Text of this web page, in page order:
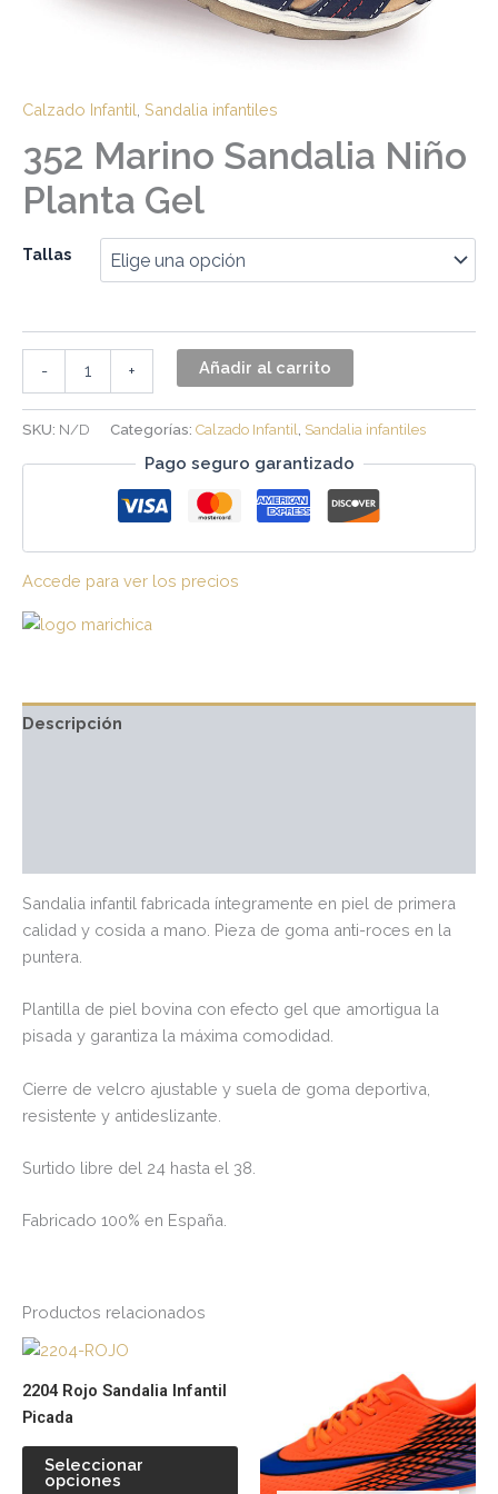
Calzado Infantil Sandalia infantiles
352 Marino Sandalia Niño
Planta Gel
Tallas
- + Añadir al carrito
SKU: N/D Categorías: Calzado Infantil Sandalia infantiles
Pago seguro garantizado
Accede para ver los precios
Descripción
Sandalia infantil fabricada íntegramente en piel de primera
calidad y cosida a mano. Pieza de goma anti-roces en la
puntera.
Plantilla de piel bovina con efecto gel que amortigua la
pisada y garantiza la máxima comodidad.
Cierre de velcro ajustable y suela de goma deportiva,
resistente y antideslizante.
Surtido libre del 24 hasta el 38.
Fabricado 100% en España.
Productos relacionados
2204 Rojo Sandalia Infantil
Picada
Seleccionar
opciones
variantes.